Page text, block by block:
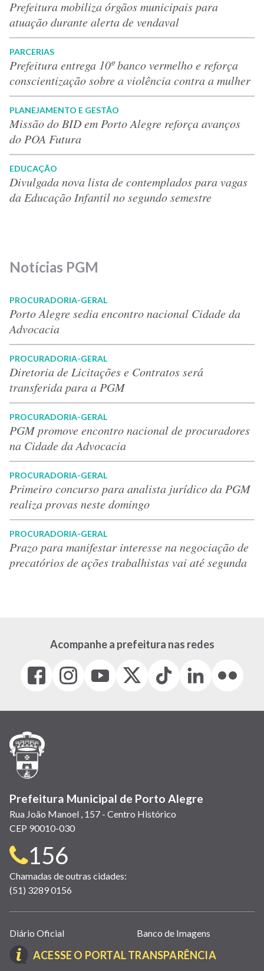
Prefeitura mobiliza órgãos municipais para
atuação durante alerta de vendaval
PARCERIAS
Prefeitura entrega 10º banco vermelho e reforça
conscientização sobre a violência contra a mulher
PLANEJAMENTO E GESTÃO
Missão do BID em Porto Alegre reforça avanços
do POA Futura
EDUCAÇÃO
Divulgada nova lista de contemplados para vagas
da Educação Infantil no segundo semestre
Notícias PGM
PROCURADORIA-GERAL
Porto Alegre sedia encontro nacional Cidade da
Advocacia
PROCURADORIA-GERAL
Diretoria de Licitações e Contratos será
transferida para a PGM
PROCURADORIA-GERAL
PGM promove encontro nacional de procuradores
na Cidade da Advocacia
PROCURADORIA-GERAL
Primeiro concurso para analista jurídico da PGM
realiza provas neste domingo
PROCURADORIA-GERAL
Prazo para manifestar interesse na negociação de
precatórios de ações trabalhistas vai até segunda
Acompanhe a prefeitura nas redes
Facebook
(link
em
janela)
Instagram
(link
em
(link
em
(Antigo
(link
Tiktok
(link
em
LinkedIn
(link
em
(link
em
Prefeitura Municipal de Porto Alegre
Rua João Manoel , 157 - Centro Histórico
CEP 90010-030
Telefone
para
contato:
156
Chamadas de outras cidades:
(51) 3289 0156
Links
úteis
(abrem
Diário Oficial Banco de Imagens
ACESSE O PORTAL TRANSPARÊNCIA(LINK